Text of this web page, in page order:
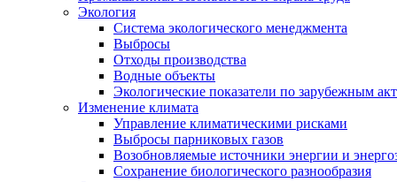
Экология
Система экологического менеджмента
Выбросы
Отходы производства
Водные объекты
Экологические показатели по зарубежным
Изменение климата
Управление климатическими рисками
Выбросы парниковых газов
Возобновляемые источники энергии и
Сохранение биологического разнообразия